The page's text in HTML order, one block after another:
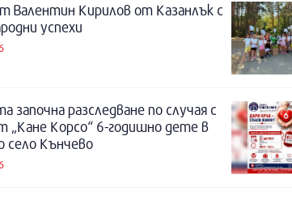
Кирилов от Казанлък с
успехи
започна разследване по случая с
„Кане Корсо“ 6-годишно дете в
село Кънчево